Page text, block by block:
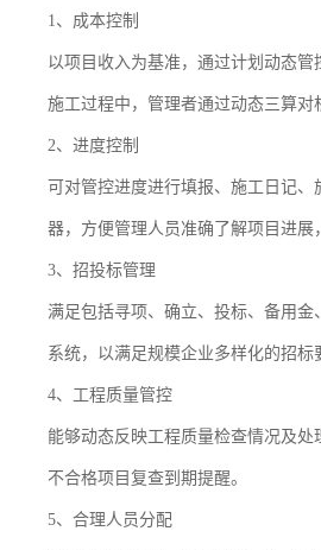
1、成本控制
以项目收入为基准，通过计划动态
施工过程中，管理者通过动态三算对
2、进度控制
可对管控进度进行填报、施工日记
器，方便管理人员准确了解项目进展
3、招投标管理
满足包括寻项、确立、投标、备用
系统，以满足规模企业多样化的招标
4、工程质量管控
能够动态反映工程质量检查情况及
不合格项目复查到期提醒。
5、合理人员分配